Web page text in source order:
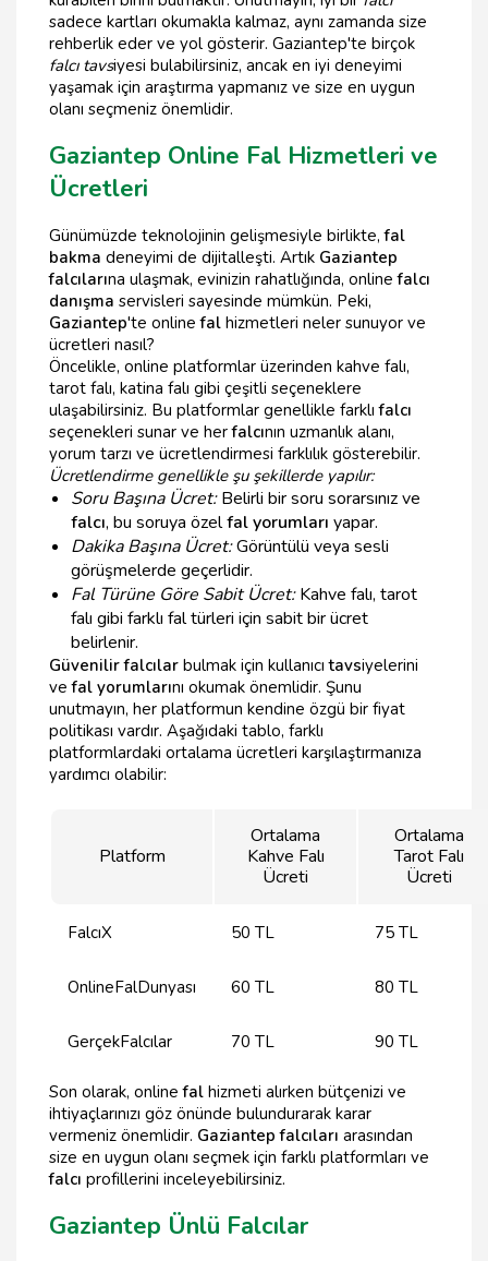
sadece kartları okumakla kalmaz, aynı zamanda size
rehberlik eder ve yol gösterir. Gaziantep'te birçok
falcı tavsiyesi bulabilirsiniz, ancak en iyi deneyimi
yaşamak için araştırma yapmanız ve size en uygun
olanı seçmeniz önemlidir.
Gaziantep Online Fal Hizmetleri ve
Ücretleri
Günümüzde teknolojinin gelişmesiyle birlikte,fal
bakma deneyimi de dijitalleşti. Artık Gaziantep
falcılarına ulaşmak, evinizin rahatlığında, onlinefalcı
danışma servisleri sayesinde mümkün. Peki,
Gaziantep'te onlinefal hizmetleri neler sunuyor ve
ücretleri nasıl?
Öncelikle, online platformlar üzerinden kahve falı,
tarot falı, katina falı gibi çeşitli seçeneklere
ulaşabilirsiniz. Bu platformlar genellikle farklıfalcı
seçenekleri sunar ve herfalcının uzmanlık alanı,
yorum tarzı ve ücretlendirmesi farklılık gösterebilir.
Ücretlendirme genellikle şu şekillerde yapılır:
Soru Başına Ücret:Belirli bir soru sorarsınız ve
falcı, bu soruya özelfal yorumları yapar.
Dakika Başına Ücret:Görüntülü veya sesli
görüşmelerde geçerlidir.
Fal Türüne Göre Sabit Ücret:Kahve falı, tarot
falı gibi farklı fal türleri için sabit bir ücret
belirlenir.
Güvenilir falcılar bulmak için kullanıcıtavsiyelerini
vefal yorumlarını okumak önemlidir. Şunu
unutmayın, her platformun kendine özgü bir fiyat
politikası vardır. Aşağıdaki tablo, farklı
platformlardaki ortalama ücretleri karşılaştırmanıza
yardımcı olabilir:
Platform
Ortalama
Kahve Falı
Ücreti
Ortalama
Tarot Falı
Ücreti
FalcıX 50 TL 75 TL
OnlineFalDunyası 60 TL 80 TL
GerçekFalcılar 70 TL 90 TL
Son olarak, onlinefal hizmeti alırken bütçenizi ve
ihtiyaçlarınızı göz önünde bulundurarak karar
vermeniz önemlidir. Gaziantep falcıları arasından
size en uygun olanı seçmek için farklı platformları ve
falcı profillerini inceleyebilirsiniz.
Gaziantep Ünlü Falcılar